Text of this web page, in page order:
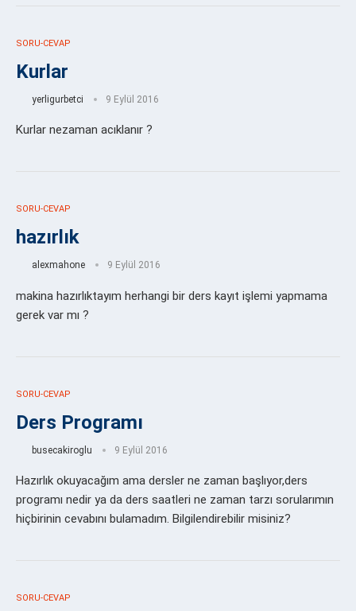
SORU-CEVAP
Kurlar
yerligurbetci 9 Eylül 2016
Kurlar nezaman acıklanır ?
SORU-CEVAP
hazırlık
alexmahone 9 Eylül 2016
makina hazırlıktayım herhangi bir ders kayıt işlemi yapmama
gerek var mı ?
SORU-CEVAP
Ders Programı
busecakiroglu 9 Eylül 2016
Hazırlık okuyacağım ama dersler ne zaman başlıyor,ders
programı nedir ya da ders saatleri ne zaman tarzı sorularımın
hiçbirinin cevabını bulamadım. Bilgilendirebilir misiniz?
SORU-CEVAP